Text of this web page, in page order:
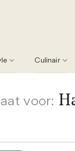
Culinair
voor: